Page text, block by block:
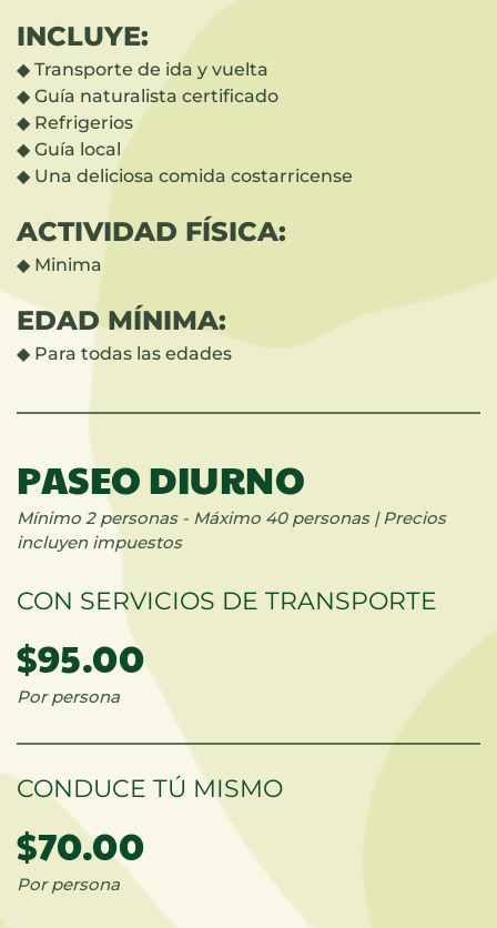
INCLUYE:
◆ Transporte de ida y vuelta
◆ Guía naturalista certificado
◆ Refrigerios
◆ Guía local
◆ Una deliciosa comida costarricense
ACTIVIDAD FÍSICA:
◆ Minima
EDAD MÍNIMA:
◆ Para todas las edades
PASEO DIURNO
Mínimo 2 personas - Máximo 40 personas |Precios
incluyen impuestos
CON SERVICIOS DE TRANSPORTE
$95.00
Por persona
CONDUCE TÚ MISMO
$70.00
Por persona